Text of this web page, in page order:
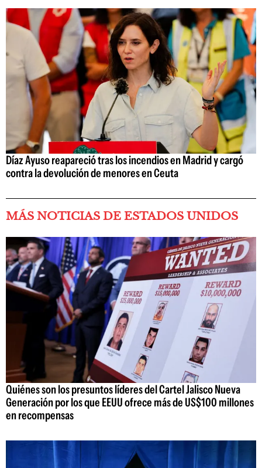
Díaz Ayuso reapareció tras los incendios en Madrid y cargó
contra la devolución de menores en Ceuta
MÁS NOTICIAS DE ESTADOS UNIDOS
Quiénes son los presuntos líderes del Cartel Jalisco Nueva
Generación por los que EEUU ofrece más de US$100 millones
en recompensas